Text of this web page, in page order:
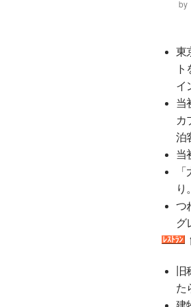
by
東
イ
当
カ
泊
当
り。
つ
グ
た